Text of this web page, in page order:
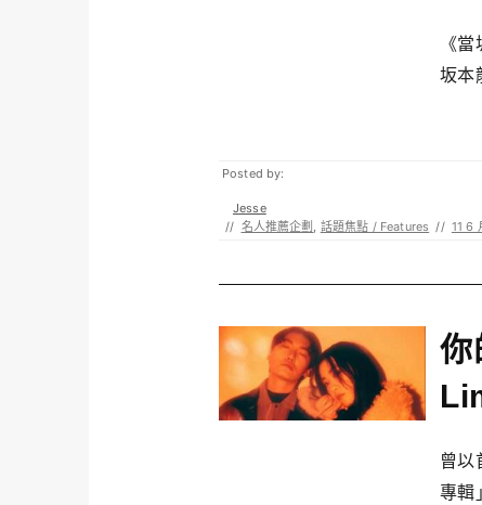
《
坂本
Posted by:
Jesse
// 名人推薦企劃 , 話題焦點 / Features // 11 6
你
曾以
專輯